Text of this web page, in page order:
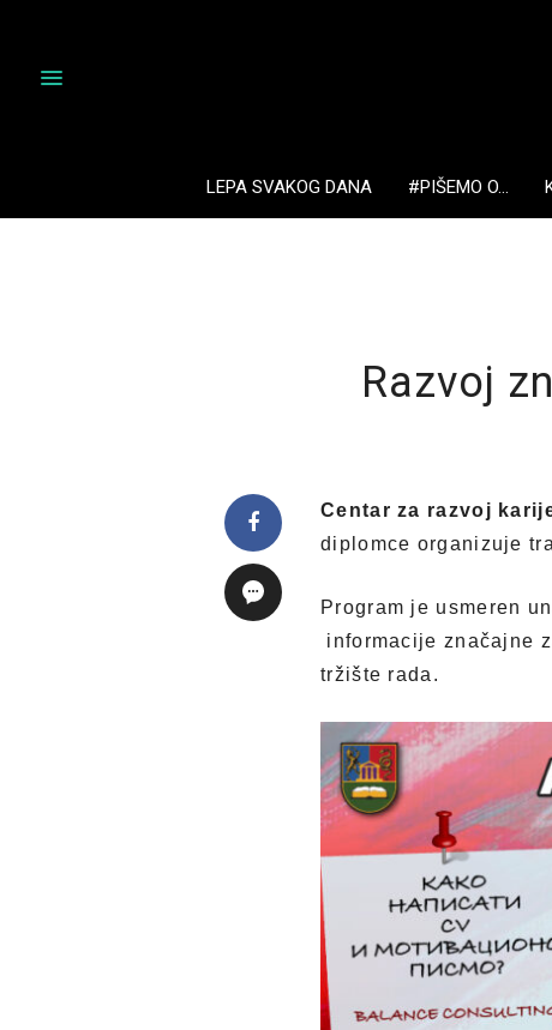
LEPA SVAKOG DANA #PIŠEMO O…
Razvoj
Centar za razvoj
diplomce organizuje
Program je usmeren
informacije značajne
tržište rada.